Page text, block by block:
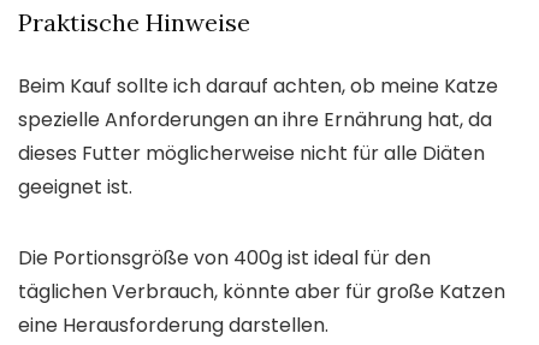
Praktische Hinweise
Beim Kauf sollte ich darauf achten, ob meine Katze
spezielle Anforderungen an ihre Ernährung hat, da
dieses Futter möglicherweise nicht für alle Diäten
geeignet ist.
Die Portionsgröße von 400g ist ideal für den
täglichen Verbrauch, könnte aber für große Katzen
eine Herausforderung darstellen.